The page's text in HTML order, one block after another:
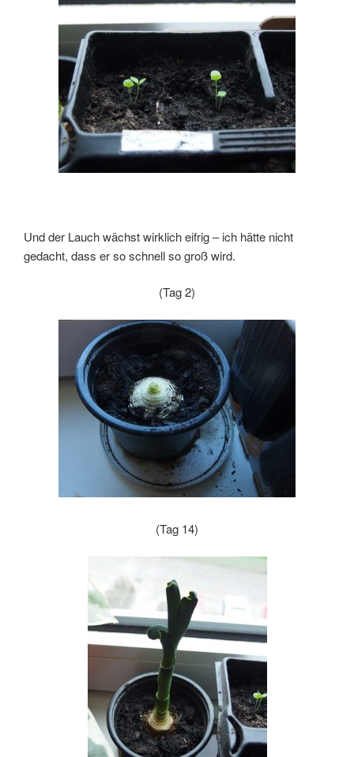
Und der Lauch wächst wirklich eifrig – ich hätte nicht
gedacht, dass er so schnell so groß wird.
(Tag 2)
(Tag 14)